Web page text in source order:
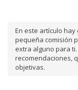
En este artículo
pequeña comisión
extra alguno para
recomendaciones,
objetivas.